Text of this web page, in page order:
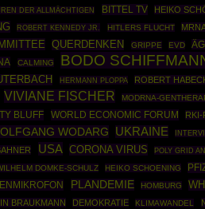
DER ALLMÄCHTIGEN BITTEL TV HEIKO
ROBERT KENNEDY JR. HITLERS FLUCHT
QUERDENKEN GRIPPE EVD
CALMING BODO
HERMANN PLOPPA ROBERT
VIVIANE FISCHER MODRNA-
BLUFF WORLD ECONOMIC FORUM RKI-
WODARG UKRAINE
USA CORONA VIRUS POLY GRID
DOMKE-SCHULZ HEIKO SCHOENING
PLANDEMIE HOMBURG
BRAUKMANN DEMOKRATIE KLIMAWANDEL